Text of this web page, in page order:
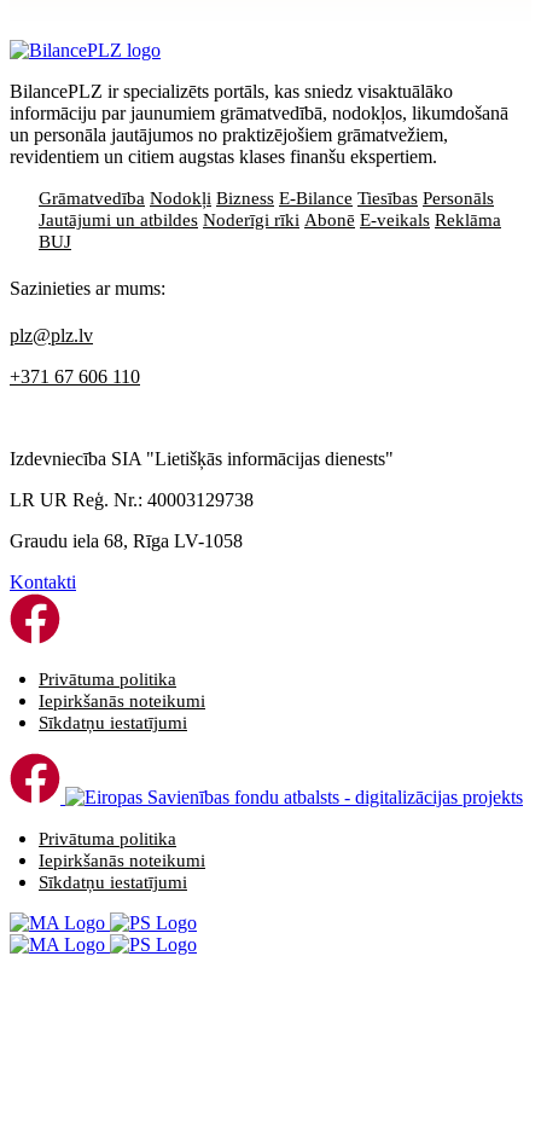
BilancePLZ ir specializēts portāls, kas sniedz visaktuālāko
informāciju par jaunumiem grāmatvedībā, nodokļos, likumdošanā
un personāla jautājumos no praktizējošiem grāmatvežiem,
revidentiem un citiem augstas klases finanšu ekspertiem.
Grāmatvedība Nodokļi Bizness E-Bilance Tiesības Personāls
Jautājumi un atbildes Noderīgi rīki Abonē E-veikals Reklāma
BUJ
Sazinieties ar mums:
plz@plz.lv
+371 67 606 110
Izdevniecība SIA "Lietišķās informācijas dienests"
LR UR Reģ. Nr.: 40003129738
Graudu iela 68, Rīga LV-1058
Kontakti
Privātuma politika
Iepirkšanās noteikumi
Sīkdatņu iestatījumi
Privātuma politika
Iepirkšanās noteikumi
Sīkdatņu iestatījumi